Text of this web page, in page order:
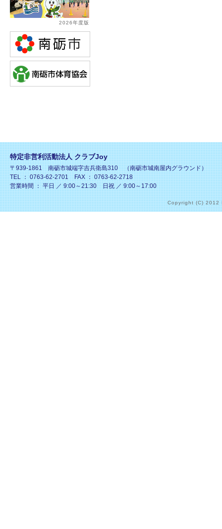
2026年度版
特定非営利活動法人 クラブJoy
〒939-1861 南砺市城端字吉兵衛島310 （南砺市城南屋内グラウンド）
TEL ： 0763-62-2701 FAX ： 0763-62-2718
営業時間 ： 平日 ／ 9:00～21:30 日祝 ／ 9:00～17:00
Copyright (C) 2012